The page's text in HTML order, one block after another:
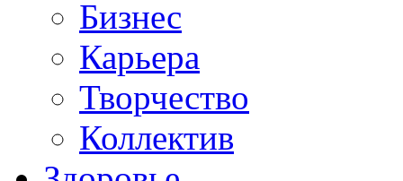
Бизнес
Карьера
Творчество
Коллектив